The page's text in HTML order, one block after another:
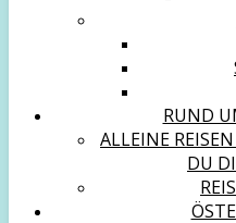
RUND
ALLEINE
DU